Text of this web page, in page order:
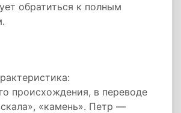
обратиться к полным
происхождения, в переводе
«камень». Петр —